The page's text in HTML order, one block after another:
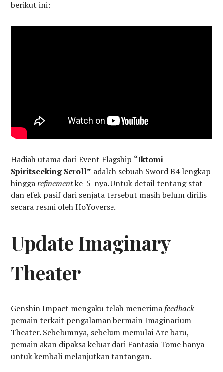
berikut ini:
Hadiah utama dari Event Flagship “Iktomi
Spiritseeking Scroll” adalah sebuah Sword B4 lengkap
hinggarefinementke-5-nya. Untuk detail tentang stat
dan efek pasif dari senjata tersebut masih belum dirilis
secara resmi oleh HoYoverse.
Update Imaginary
Theater
Genshin Impact mengaku telah menerima feedback
pemain terkait pengalaman bermain Imaginarium
Theater. Sebelumnya, sebelum memulai Arc baru,
pemain akan dipaksa keluar dari Fantasia Tome hanya
untuk kembali melanjutkan tantangan.